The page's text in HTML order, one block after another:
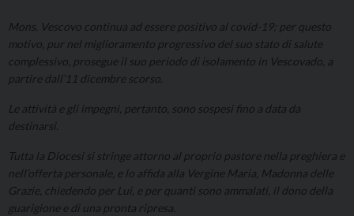
Mons. Vescovo continua ad essere positivo al covid-19; per questo
motivo, pur nel miglioramento progressivo del suo stato di salute
complessivo, prosegue il suo periodo di isolamento in Vescovado, a
partire dall’11 dicembre scorso
Le attività e gli impegni, pertanto, sono sospesi fino a data da
destinarsi.
Tutta la Diocesi si stringe attorno al proprio pastore nella preghiera e
nell’offerta personale, e lo affida alla Vergine Maria, Madonna delle
Grazie, chiedendo per Lui, e per quanti sono ammalati, il dono della
guarigione e di una pronta ripresa.